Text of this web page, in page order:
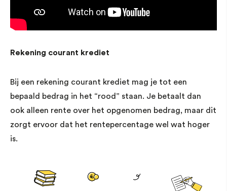
Rekening courant krediet
Bij een rekening courant krediet mag je tot een
bepaald bedrag in het “rood” staan. Je betaalt dan
ook alleen rente over het opgenomen bedrag, maar dit
zorgt ervoor dat het rentepercentage wel wat hoger
is.